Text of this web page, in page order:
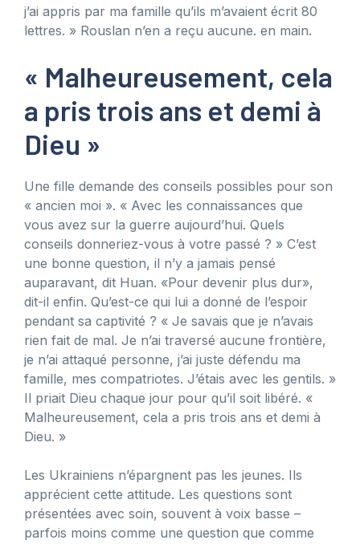
j’ai appris par ma famille qu’ils m’avaient écrit 80
lettres. » Rouslan n’en a reçu aucune. en main.
« Malheureusement, cela
a pris trois ans et demi à
Dieu »
Une fille demande des conseils possibles pour son
« ancien moi ». « Avec les connaissances que
vous avez sur la guerre aujourd’hui. Quels
conseils donneriez-vous à votre passé ? » C’est
une bonne question, il n’y a jamais pensé
auparavant, dit Huan. «Pour devenir plus dur»,
dit-il enfin. Qu’est-ce qui lui a donné de l’espoir
pendant sa captivité ? « Je savais que je n’avais
rien fait de mal. Je n’ai traversé aucune frontière,
je n’ai attaqué personne, j’ai juste défendu ma
famille, mes compatriotes. J’étais avec les gentils. »
Il priait Dieu chaque jour pour qu’il soit libéré. «
Malheureusement, cela a pris trois ans et demi à
Dieu. »
Les Ukrainiens n’épargnent pas les jeunes. Ils
apprécient cette attitude. Les questions sont
présentées avec soin, souvent à voix basse –
parfois moins comme une question que comme